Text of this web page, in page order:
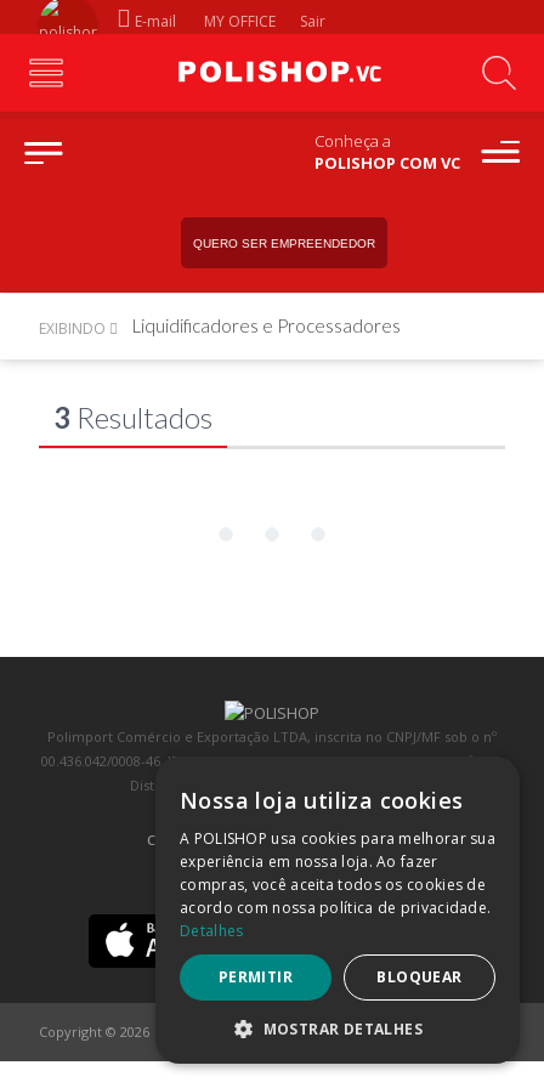
E-mail MY OFFICE Sair
Conheça a
POLISHOP COM VC
QUERO SER EMPREENDEDOR
EXIBINDO Liquidificadores e Processadores
3 Resultados
Polimport Comércio e Exportação LTDA, inscrita no CNPJ/MF sob o nº
00.436.042/0008-46, IE 407.458.707.103, com sede na Rua Kanebo, nº 175,
Distrito Industrial, Jundiaí/SP, CEP: 13213-090
COMPRA 100% SEGURA (SAIBA MAIS)
BAIXE NOSSO APP
Copyright © 2026
Nossa loja utiliza cookies
A POLISHOP usa cookies para melhorar sua
experiência em nossa loja. Ao fazer
compras, você aceita todos os cookies de
acordo com nossa política de privacidade.
Detalhes
PERMITIR BLOQUEAR
MOSTRAR DETALHES
ESTRITAMENTE NECESSÁRIOS